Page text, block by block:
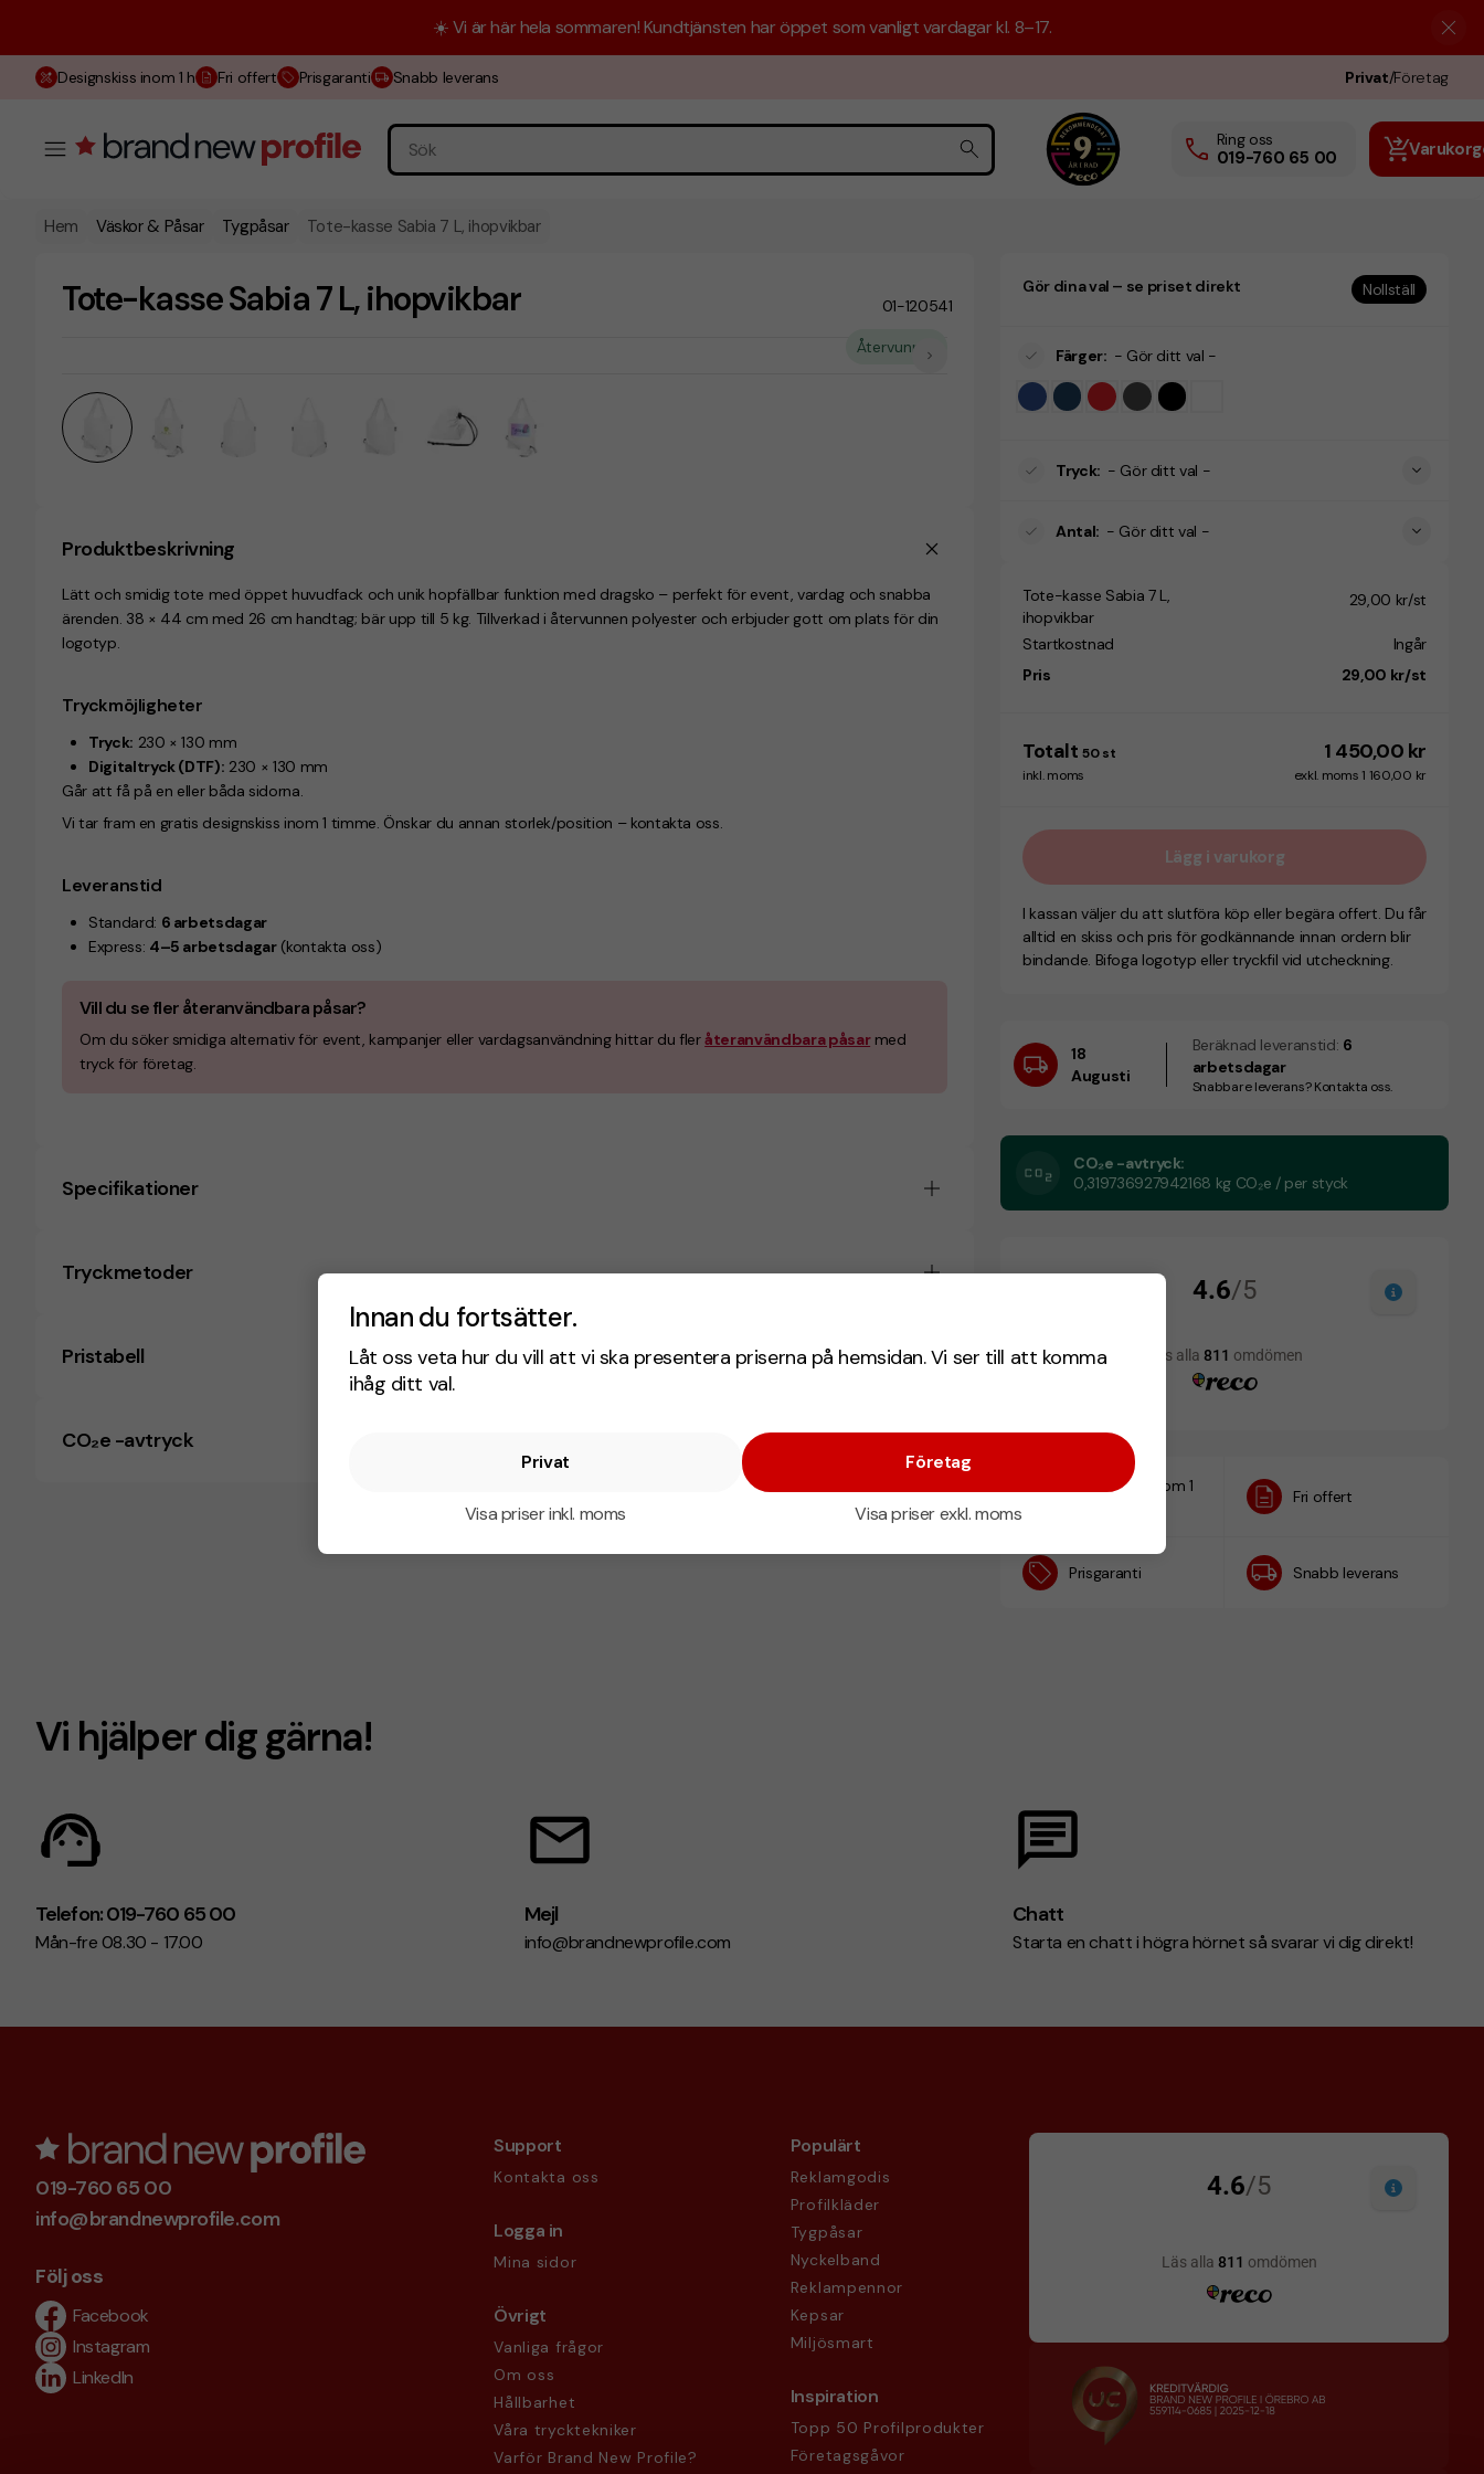
Innan du fortsätter.
Låt oss veta hur du vill att vi ska presentera priserna på hemsidan. Vi ser till att komma
ihåg ditt val.
Privat
Visa priser inkl. moms
Företag
Visa priser exkl. moms
☀️ Vi är här hela sommaren! Kundtjänsten har öppet som vanligt vardagar kl. 8–17.
Designskiss inom 1 h Fri offert Prisgaranti Snabb leverans Privat/Företag
Ring oss
019-760 65 00
Hem Väskor & Påsar Tygpåsar Tote-kasse Sabia 7 L, ihopvikbar
Tote-kasse Sabia 7 L, ihopvikbar 01-120541
Återvunnet
Produktbeskrivning
Lätt och smidig tote med öppet huvudfack och unik hopfällbar funktion med dragsko – perfekt för event, vardag och snabba
ärenden. 38 × 44 cm med 26 cm handtag; bär upp till 5 kg. Tillverkad i återvunnen polyester och erbjuder gott om plats för din
logotyp.
Tryckmöjligheter
Tryck: 230 × 130 mm
Digitaltryck (DTF): 230 × 130 mm
Går att få på en eller båda sidorna.
Vi tar fram en gratis designskiss inom 1 timme. Önskar du annan storlek/position – kontakta oss.
Leveranstid
Standard: 6 arbetsdagar
Express: 4–5 arbetsdagar(kontakta oss)
Vill du se fler återanvändbara påsar?
Om du söker smidiga alternativ för event, kampanjer eller vardagsanvändning hittar du fleråteranvändbara påsarmed
tryck för företag.
Specifikationer
Tryckmetoder
Pristabell
CO₂e -avtryck
Gör dina val – se priset direkt Nollställ
Färger: - Gör ditt val -
Tryck: - Gör ditt val -
Antal: - Gör ditt val -
Tote-kasse Sabia 7 L,
ihopvikbar
29,00 kr/st
Startkostnad
Ingår
Pris
29,00 kr/st
Totalt 50 st 1 450,00 kr
inkl. moms exkl. moms 1 160,00 kr
Lägg i varukorg
I kassan väljer du att slutföra köp eller begära offert. Du får
alltid en skiss och pris för godkännande innan ordern blir
bindande. Bifoga logotyp eller tryckfil vid utcheckning.
18
Augusti
Beräknad leveranstid: 6
arbetsdagar
Snabbare leverans? Kontakta oss.
CO₂e -avtryck:
0,319736927942168 kg CO₂e / per styck
Designskiss inom 1
Fri offert
Prisgaranti Snabb leverans
Vi hjälper dig gärna!
Telefon: 019-760 65 00
Mån-fre 08.30 - 17.00
Mejl
info@brandnewprofile.com
Chatt
Starta en chatt i högra hörnet så svarar vi dig direkt!
019-760 65 00
info@brandnewprofile.com
Följ oss
Facebook
Instagram
LinkedIn
Support
Kontakta oss
Logga in
Mina sidor
Övrigt
Vanliga frågor
Om oss
Hållbarhet
Våra trycktekniker
Varför Brand New Profile?
Populärt
Reklamgodis
Profilkläder
Tygpåsar
Nyckelband
Reklampennor
Kepsar
Miljösmart
Inspiration
Topp 50 Profilprodukter
Företagsgåvor